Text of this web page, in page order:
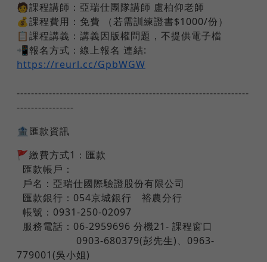
🧑課程講師：亞瑞仕團隊講師 盧柏仰老師
💰課程費用：免費 （若需訓練證書$1000/份）
📋課程講義：講義因版權問題，不提供電子檔
📲報名方式：線上報名 連結:
https://reurl.cc/GpbWGW
-----------------------------------------------------------------
----------------
🏦匯款資訊
🚩繳費方式1：匯款
匯款帳戶：
戶名：亞瑞仕國際驗證股份有限公司
匯款銀行：054京城銀行 裕農分行
帳號：0931-250-02097
服務電話：06-2959696 分機21- 課程窗口
0903-680379(彭先生)、0963-
779001(吳小姐)